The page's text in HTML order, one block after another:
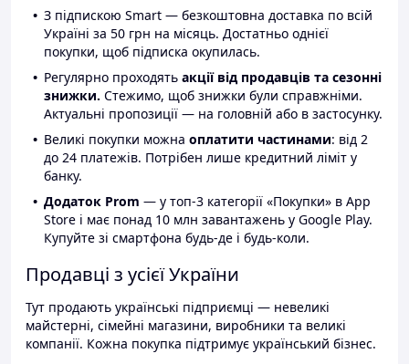
З підпискою Smart — безкоштовна доставка по всій
Україні за 50 грн на місяць. Достатньо однієї
покупки, щоб підписка окупилась.
Регулярно проходять акції від продавців та сезонні
знижки. Стежимо, щоб знижки були справжніми.
Актуальні пропозиції — на головній або в застосунку.
Великі покупки можна оплатити частинами: від 2
до 24 платежів. Потрібен лише кредитний ліміт у
банку.
Додаток Prom — у топ-3 категорії «Покупки» в App
Store і має понад 10 млн завантажень у Google Play.
Купуйте зі смартфона будь-де і будь-коли.
Продавці з усієї України
Тут продають українські підприємці — невеликі
майстерні, сімейні магазини, виробники та великі
компанії. Кожна покупка підтримує український бізнес.